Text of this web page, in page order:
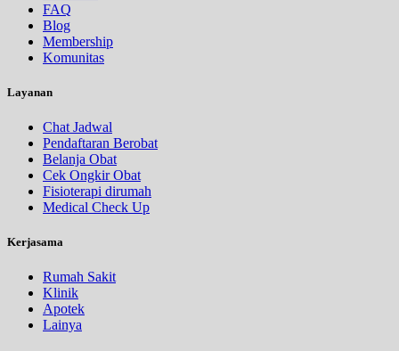
FAQ
Blog
Membership
Komunitas
Layanan
Chat Jadwal
Pendaftaran Berobat
Belanja Obat
Cek Ongkir Obat
Fisioterapi dirumah
Medical Check Up
Kerjasama
Rumah Sakit
Klinik
Apotek
Lainya